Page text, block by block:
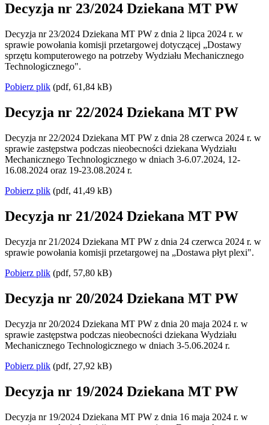
Decyzja nr 23/2024 Dziekana MT PW
Decyzja nr 23/2024 Dziekana MT PW z dnia 2 lipca 2024 r. w
sprawie powołania komisji przetargowej dotyczącej „Dostawy
sprzętu komputerowego na potrzeby Wydziału Mechanicznego
Technologicznego".
Pobierz plik (pdf, 61,84 kB)
Decyzja nr 22/2024 Dziekana MT PW
Decyzja nr 22/2024 Dziekana MT PW z dnia 28 czerwca 2024 r. w
sprawie zastępstwa podczas nieobecności dziekana Wydziału
Mechanicznego Technologicznego w dniach 3-6.07.2024, 12-
16.08.2024 oraz 19-23.08.2024 r.
Pobierz plik (pdf, 41,49 kB)
Decyzja nr 21/2024 Dziekana MT PW
Decyzja nr 21/2024 Dziekana MT PW z dnia 24 czerwca 2024 r. w
sprawie powołania komisji przetargowej na „Dostawa płyt plexi".
Pobierz plik (pdf, 57,80 kB)
Decyzja nr 20/2024 Dziekana MT PW
Decyzja nr 20/2024 Dziekana MT PW z dnia 20 maja 2024 r. w
sprawie zastępstwa podczas nieobecności dziekana Wydziału
Mechanicznego Technologicznego w dniach 3-5.06.2024 r.
Pobierz plik (pdf, 27,92 kB)
Decyzja nr 19/2024 Dziekana MT PW
Decyzja nr 19/2024 Dziekana MT PW z dnia 16 maja 2024 r. w